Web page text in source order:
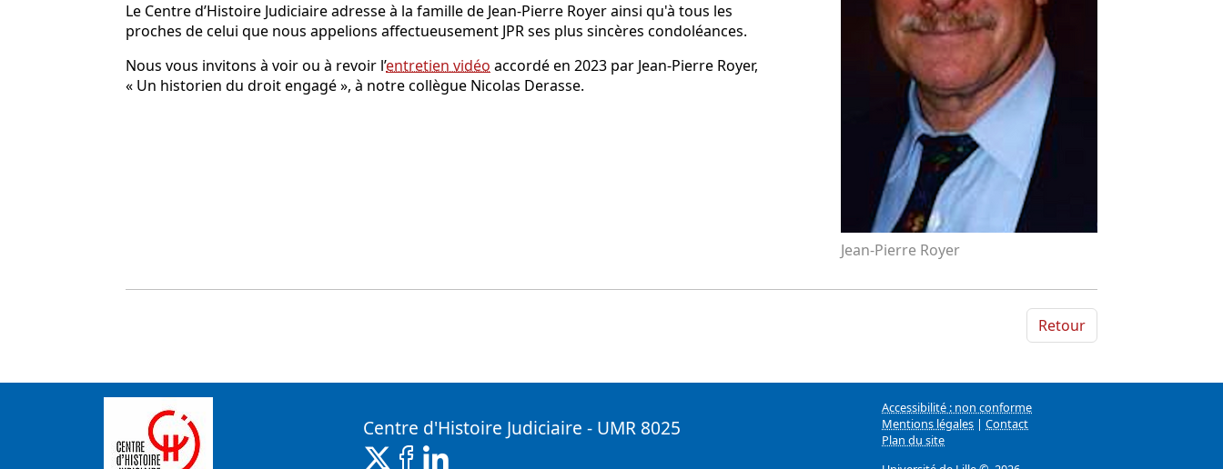
Le Centre d’Histoire Judiciaire adresse à la famille de Jean-Pierre Royer ainsi qu'à tous les
proches de celui que nous appelions affectueusement JPR ses plus sincères condoléances.
Nous vous invitons à voir ou à revoir l’entretien vidéo accordé en 2023 par Jean-Pierre Royer,
« Un historien du droit engagé », à notre collègue Nicolas Derasse.
Jean-Pierre Royer
Retour
Centre d'Histoire Judiciaire - UMR 8025
X ( Nouvelle fenêtre)
Facebook ( Nouvelle fenêtre)
Accessibilité : non conforme
Mentions légales | Contact
Plan du site